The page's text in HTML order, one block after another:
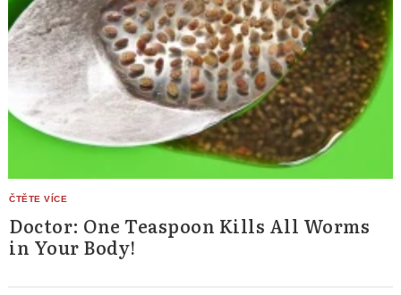
Doctor: One Teaspoon Kills All Worms
in Your Body!